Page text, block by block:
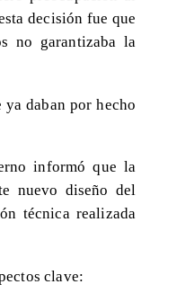
decisión fue que
no garantizaba la
daban por hecho
informó que la
nuevo diseño del
técnica realizada
clave: